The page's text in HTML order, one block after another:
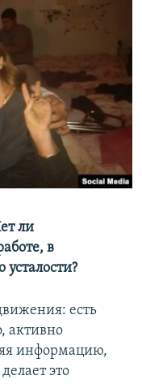
ли
в
есть
активно
информацию,
это